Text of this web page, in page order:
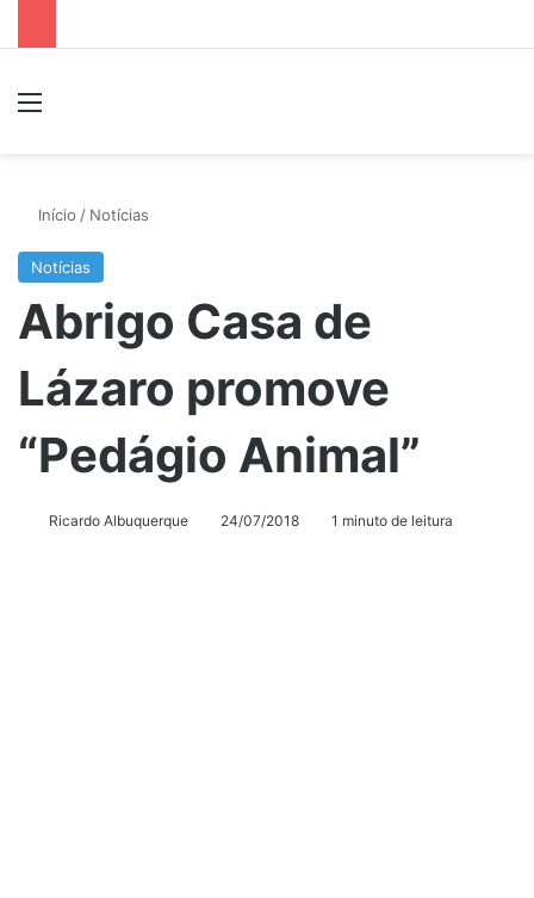
Início / Notícias
Notícias
Abrigo Casa de
Lázaro promove
“Pedágio Animal”
Ricardo Albuquerque 24/07/2018 1 minuto de leitura